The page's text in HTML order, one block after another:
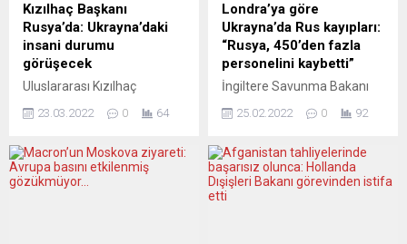
Kızılhaç Başkanı
Rusya’da: Ukrayna’daki
insani durumu
görüşecek
Uluslararası Kızılhaç
Peter Maurer’in, Rusya’nın
Ukrayna’daki insani durumu
müzakere etmek için
23.03.2022 0 64
Londra’ya göre
Ukrayna’da Rus kayıpları:
“Rusya, 450’den fazla
personelini kaybetti”
İngiltere Savunma Bakanı
450’den fazla personelini
askeri müdahalesinin ilk 24
saatinde ana hedeflerinden
hiçbirine ulaşamadığını
25.02.2022 0 92